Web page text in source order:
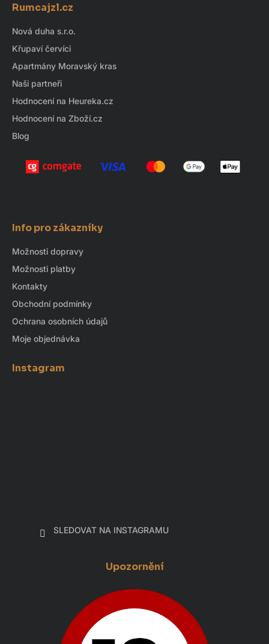
Rumcajzl.cz
Nová duha s.r.o.
Křupaví červíci
Apartmány Moravský kras
Naši partneři
Hodnocení na Heureka.cz
Hodnocení na Zboží.cz
Blog
Info pro zákazníky
Možnosti dopravy
Možnosti platby
Kontakty
Obchodní podmínky
Ochrana osobních údajů
Moje objednávka
Instagram
SLEDOVAT NA INSTAGRAMU
Upozornění